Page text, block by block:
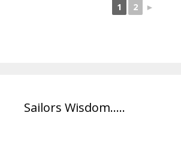
1 2 ►
Sailors Wisdom…..